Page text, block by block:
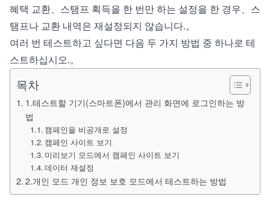
혜택 교환、스탬프 획득을 한 번만 하는 설정을 한 경우、스
탬프나 교환 내역은 재설정되지 않습니다.。
여러 번 테스트하고 싶다면 다음 두 가지 방법 중 하나로 테
스트하십시오.。
목차
1.테스트할 기기(스마트폰)에서 관리 화면에 로그인하는 방
법
캠페인을 비공개로 설정
캠페인 사이트 보기
미리보기 모드에서 캠페인 사이트 보기
데이터 재설정
2.개인 모드 개인 정보 보호 모드에서 테스트하는 방법